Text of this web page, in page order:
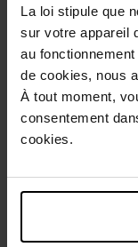
La loi stipule que
sur votre appareil
au
de cookies, nous
À tout moment,
consentement
cookies.
Conseil
Avis client